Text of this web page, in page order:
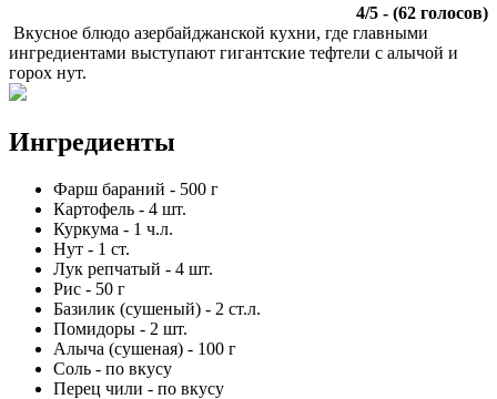
4/5 - (62 голосов)
Вкусное блюдо азербайджанской кухни, где главными
ингредиентами выступают гигантские тефтели с алычой и
горох нут.
Ингредиенты
Фарш бараний - 500 г
Картофель - 4 шт.
Куркума - 1 ч.л.
Нут - 1 ст.
Лук репчатый - 4 шт.
Рис - 50 г
Базилик (сушеный) - 2 ст.л.
Помидоры - 2 шт.
Алыча (сушеная) - 100 г
Соль - по вкусу
Перец чили - по вкусу